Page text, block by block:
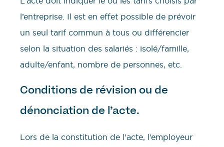
l’entreprise. Il est en effet possible de prévoir
un seul tarif commun à tous ou différencier
selon la situation des salariés : isolé/famille,
adulte/enfant, nombre de personnes, etc.
Conditions de révision ou de
dénonciation de l’acte.
Lors de la constitution de l’acte, l’employeur